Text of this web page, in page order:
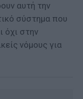
αυτή την
σύστημα που
όχι στην
νόμους για